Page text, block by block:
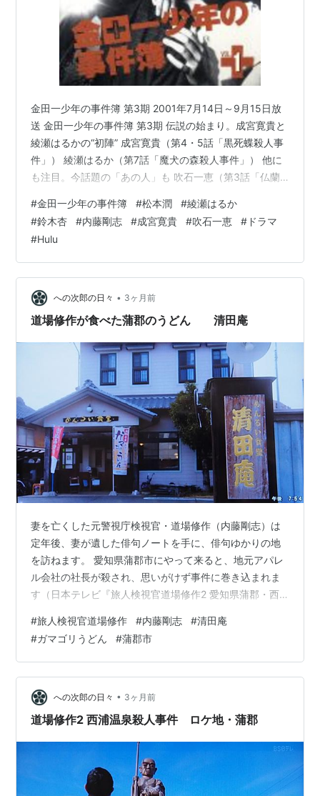
金田一少年の事件簿 第3期 2001年7月14日～9月15日放
送 金田一少年の事件簿 第3期 伝説の始まり。成宮寛貴と
綾瀬はるかの“初陣” 成宮寛貴（第4・5話「黒死蝶殺人事
件」） 綾瀬はるか（第7話「魔犬の森殺人事件」） 他に
も注目。今話題の「あの人」も 吹石一恵（第3話「仏蘭
選択 まとめ 関連記事 初代・堂本剛からバトンを受け継
ぎ、2001年に土曜9時から放送された『金田一少年の事
件簿 第3期』。 二代目・金田一を演じたのは、嵐の松本
潤。堂本剛版金田一のどこかふざけたコメディ要素を抑
え、スマートでどこか影のあるクールな金田一がこの作
品の特…
#金田一少年の事件簿 #松本潤 #綾瀬はるか
#鈴木杏 #内藤剛志 #成宮寛貴 #吹石一恵 # ドラマ
#Hulu
への次郎の日々 • 3ヶ月前
道場修作が食べた蒲郡のうどん 清田庵
妻を亡くした元警視庁検視官・道場修作（内藤剛志）は
定年後、妻が遺した俳句ノートを手に、俳句ゆかりの地
を訪ねます。 愛知県蒲郡市にやって来ると、地元アパレ
ル会社の社長が殺され、思いがけず事件に巻き込まれま
す（日本テレビ『旅人検視官道場修作2 愛知県蒲郡・西
り合った蒲郡中央署警鑑識係の遠山美里（ユリ）は、“伝
説の検視官”である修作に弟子入りしたいと思い、修作を
食事に誘います。 二人がやって来たのは、蒲郡にあるめ
んるい食堂清田庵（せいだあん）です。 美里「地元の名
物ガマゴリうどんです。検視官は醤油、私は白味噌にし
ました」 修作「おいしそうだな、…
#旅人検視官道場修作 #内藤剛志 #清田庵
#ガマゴリうどん #蒲郡市
への次郎の日々 • 3ヶ月前
道場修作2 西浦温泉殺人事件 ロケ地・蒲郡